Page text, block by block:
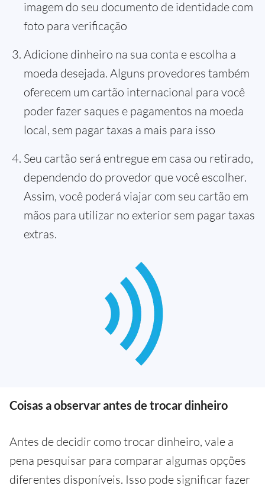
imagem do seu documento de identidade com
foto para verificação
Adicione dinheiro na sua conta e escolha a
moeda desejada. Alguns provedores também
oferecem um cartão internacional para você
poder fazer saques e pagamentos na moeda
local, sem pagar taxas a mais para isso
Seu cartão será entregue em casa ou retirado,
dependendo do provedor que você escolher.
Assim, você poderá viajar com seu cartão em
mãos para utilizar no exterior sem pagar taxas
extras.
Coisas a observar antes de trocar dinheiro
Antes de decidir como trocar dinheiro, vale a
pena pesquisar para comparar algumas opções
diferentes disponíveis. Isso pode significar fazer